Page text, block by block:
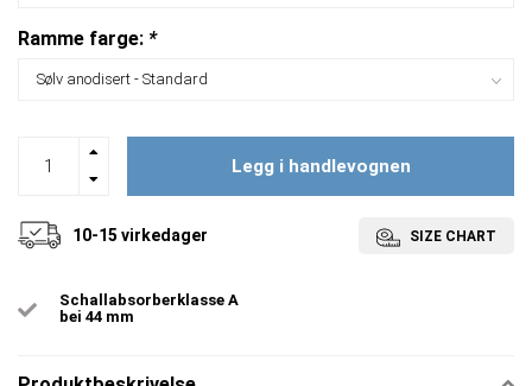
Ramme farge: *
Legg i handlevognen
10-15 virkedager SIZE CHART
Schallabsorberklasse A
bei 44 mm